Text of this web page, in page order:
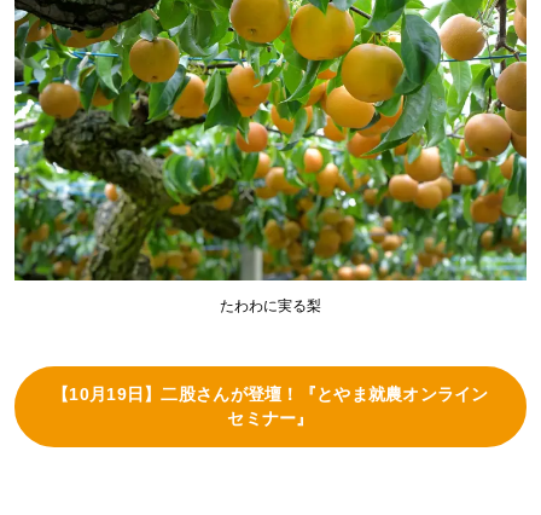
たわわに実る梨
【10月19日】二股さんが登壇！『とやま就農オンライン
セミナー』